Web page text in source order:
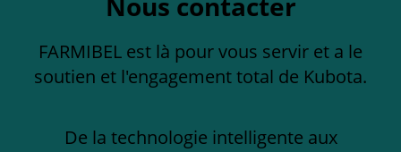
FARMIBEL est là pour vous servir et a le
soutien et l'engagement total de Kubota.
De la technologie intelligente aux